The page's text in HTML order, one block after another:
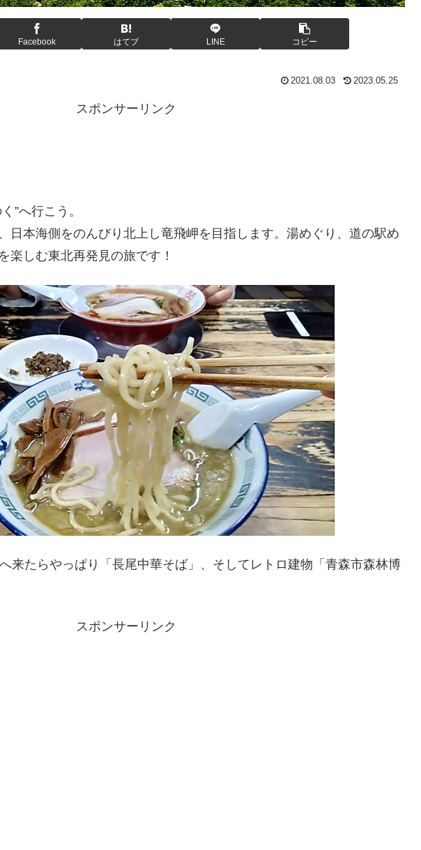
Facebook はてブ LINE コピー
2021.08.03 2023.05.25
スポンサーリンク
”へ行こう。
日本海側をのんびり北上し竜飛岬を目指します。湯めぐり、道の駅め
楽しむ東北再発見の旅です！
来たらやっぱり「長尾中華そば」、そしてレトロ建物「青森市森林博
スポンサーリンク